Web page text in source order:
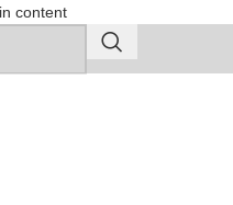
content